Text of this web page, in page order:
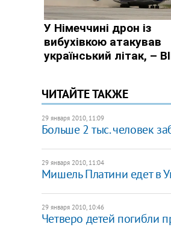
ЧИТАЙТЕ ТАКЖЕ
29 января 2010, 11:09
Больше 2 тыс. человек
29 января 2010, 11:04
Мишель Платини едет в
29 января 2010, 10:46
Четверо детей погибли